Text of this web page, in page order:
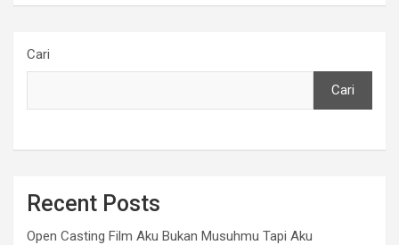
Cari
Cari
Recent Posts
Open Casting Film Aku Bukan Musuhmu Tapi Aku